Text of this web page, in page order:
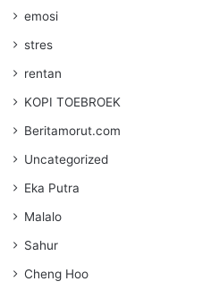
emosi
stres
rentan
KOPI TOEBROEK
Beritamorut.com
Uncategorized
Eka Putra
Malalo
Sahur
Cheng Hoo